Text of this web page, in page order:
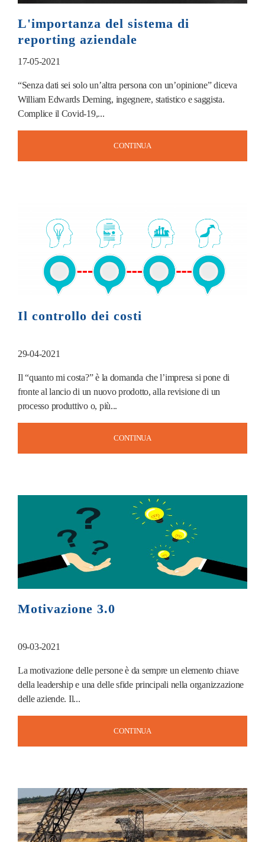
L'importanza del sistema di
reporting aziendale
17-05-2021
“Senza dati sei solo un’altra persona con un’opinione” diceva
William Edwards Deming, ingegnere, statistico e saggista.
Complice il Covid-19,...
CONTINUA
Il controllo dei costi
29-04-2021
Il “quanto mi costa?” è la domanda che l’impresa si pone di
fronte al lancio di un nuovo prodotto, alla revisione di un
processo produttivo o, più...
CONTINUA
Motivazione 3.0
09-03-2021
La motivazione delle persone è da sempre un elemento chiave
della leadership e una delle sfide principali nella organizzazione
delle aziende. Il...
CONTINUA